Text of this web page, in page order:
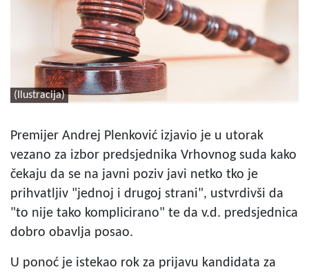
(Ilustracija)
Premijer Andrej Plenković izjavio je u utorak
vezano za izbor predsjednika Vrhovnog suda kako
čekaju da se na javni poziv javi netko tko je
prihvatljiv "jednoj i drugoj strani", ustvrdivši da
"to nije tako komplicirano" te da v.d. predsjednica
dobro obavlja posao.
U ponoć je istekao rok za prijavu kandidata za